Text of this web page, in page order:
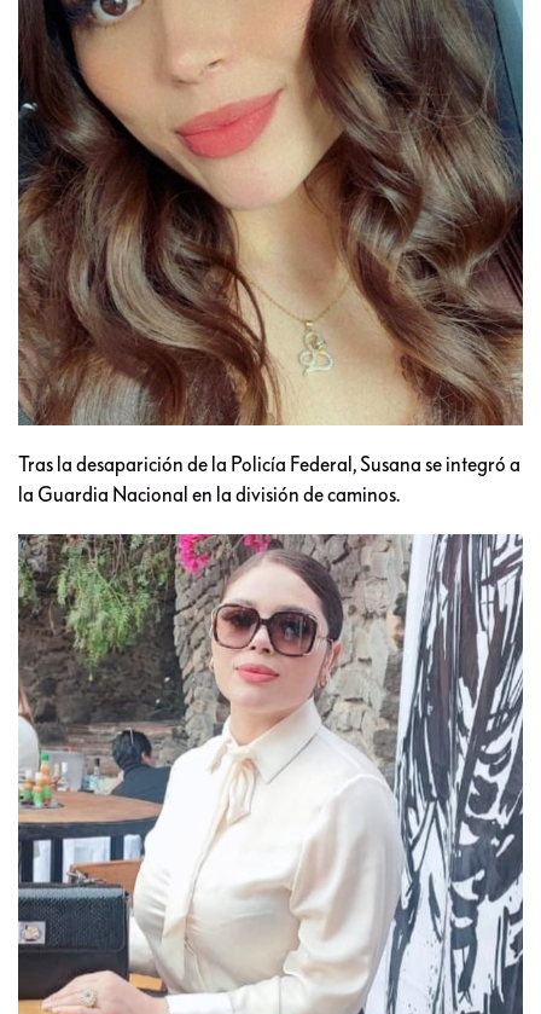
Tras la desaparición de la Policía Federal, Susana se integró a
la Guardia Nacional en la división de caminos.